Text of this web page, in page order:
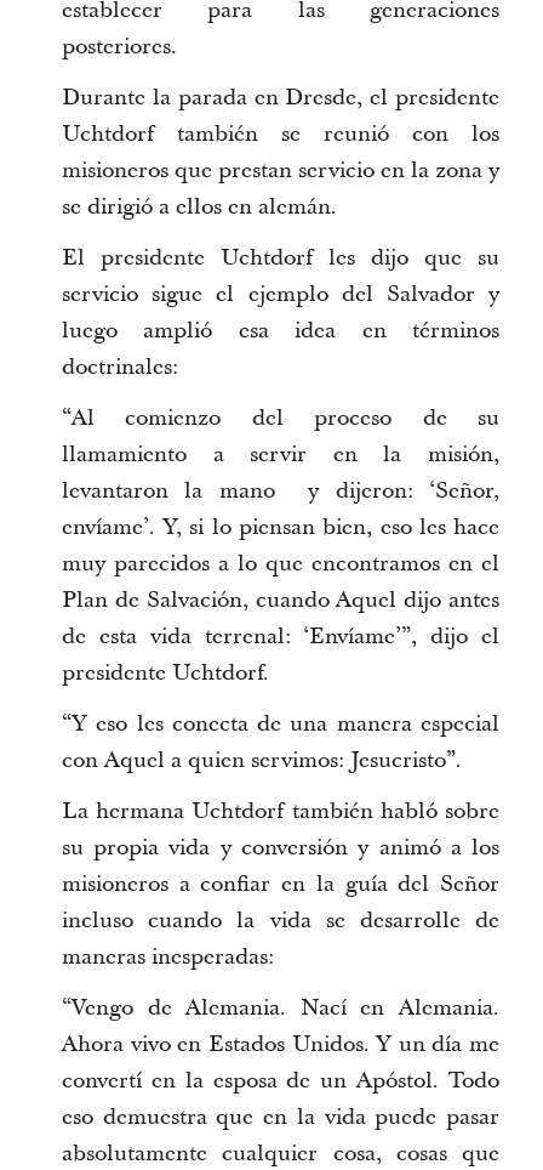
establecer para las generaciones
posteriores.
Durante la parada en Dresde, el presidente
Uchtdorf también se reunió con los
misioneros que prestan servicio en la zona y
se dirigió a ellos en alemán.
El presidente Uchtdorf les dijo que su
servicio sigue el ejemplo del Salvador y
luego amplió esa idea en términos
doctrinales:
“Al comienzo del proceso de su
llamamiento a servir en la misión,
levantaron la mano y dijeron: ‘Señor,
envíame’. Y, si lo piensan bien, eso les hace
muy parecidos a lo que encontramos en el
Plan de Salvación, cuando Aquel dijo antes
de esta vida terrenal: ‘Envíame’”, dijo el
presidente Uchtdorf.
“Y eso les conecta de una manera especial
con Aquel a quien servimos: Jesucristo”.
La hermana Uchtdorf también habló sobre
su propia vida y conversión y animó a los
misioneros a confiar en la guía del Señor
incluso cuando la vida se desarrolle de
maneras inesperadas:
“Vengo de Alemania. Nací en Alemania.
Ahora vivo en Estados Unidos. Y un día me
convertí en la esposa de un Apóstol. Todo
eso demuestra que en la vida puede pasar
absolutamente cualquier cosa, cosas que